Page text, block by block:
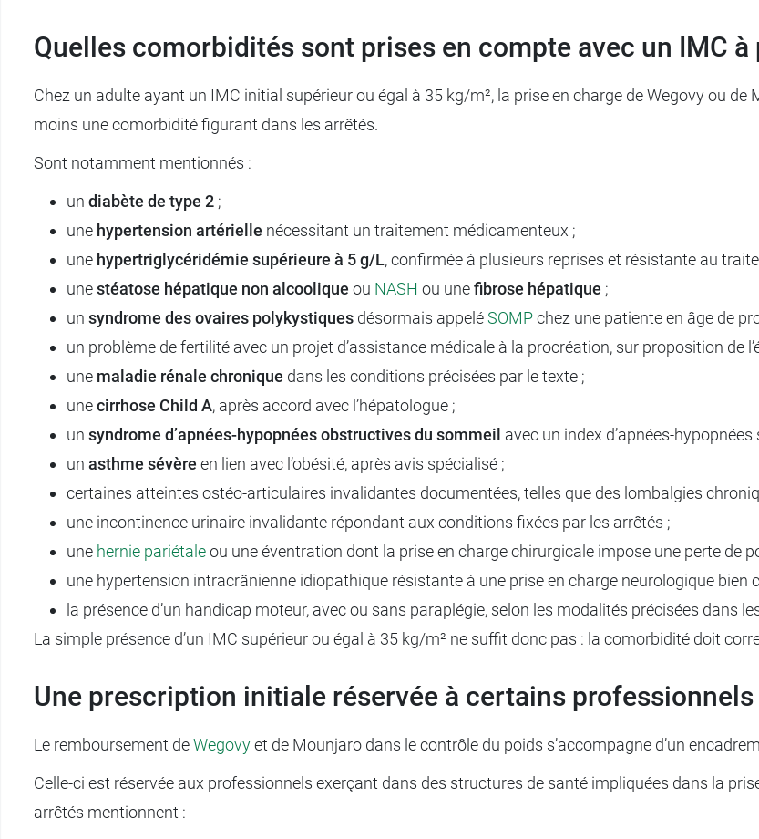
Quelles comorbidités sont prises en compte avec un IMC à
Chez un adulte ayant un IMC initial supérieur ou égal à 35 kg/m², la prise en charge de Wegovy ou
moins une comorbidité figurant dans les arrêtés.
Sont notamment mentionnés :
un diabète de type 2 ;
une hypertension artérielle nécessitant un traitement médicamenteux ;
une hypertriglycéridémie supérieure à 5 g/L, confirmée à plusieurs reprises et résistante au
unestéatose hépatique non alcoolique ou NASH ou unefibrose hépatique ;
un syndrome des ovaires polykystiques désormais appeléSOMPchez une patiente en âge de
un problème de fertilité avec un projet d’assistance médicale à la procréation, sur proposition de
une maladie rénale chronique dans les conditions précisées par le texte ;
unecirrhose Child A, après accord avec l’hépatologue ;
un syndrome d’apnées-hypopnées obstructives du sommeil avec un index d’apnées-
un asthme sévère en lien avec l’obésité, après avis spécialisé ;
certaines atteintes ostéo-articulaires invalidantes documentées, telles que des lombalgies
une incontinence urinaire invalidante répondant aux conditions fixées par les arrêtés ;
une hernie pariétaleou une éventration dont la prise en charge chirurgicale impose une perte de
une hypertension intracrânienne idiopathique résistante à une prise en charge neurologique bien
la présence d’un handicap moteur, avec ou sans paraplégie, selon les modalités précisées dans
La simple présence d’un IMC supérieur ou égal à 35 kg/m² ne suffit donc pas : la comorbidité doit
Une prescription initiale réservée à certains
Le remboursement deWegovyet de Mounjaro dans le contrôle du poids s’accompagne d’un
Celle-ci est réservée aux professionnels exerçant dans des structures de santé impliquées dans la
arrêtés mentionnent :